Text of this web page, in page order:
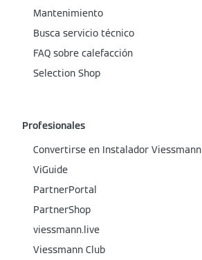
Mantenimiento
Busca servicio técnico
FAQ sobre calefacción
Selection Shop
Profesionales
Convertirse en Instalador Viessmann
ViGuide
PartnerPortal
PartnerShop
viessmann.live
Viessmann Club